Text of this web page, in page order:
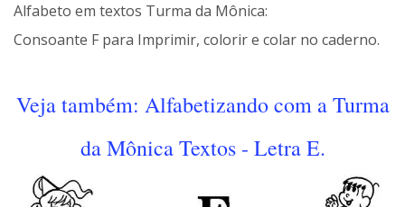
Alfabeto em textos Turma da Mônica:
Consoante F para Imprimir, colorir e colar no caderno.
Veja também: Alfabetizando com a Turma
da Mônica Textos - Letra E.